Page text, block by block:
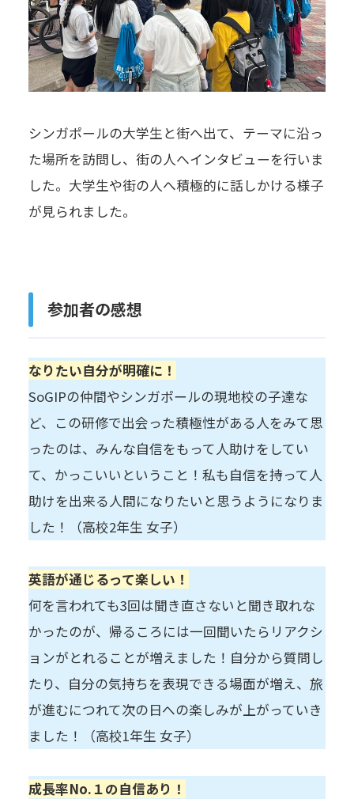
シンガポールの大学生と街へ出て、テーマに沿っ
た場所を訪問し、街の人へインタビューを行いま
した。大学生や街の人へ積極的に話しかける様子
が見られました。
参加者の感想
なりたい自分が明確に！
SoGIPの仲間やシンガポールの現地校の子達な
ど、この研修で出会った積極性がある人をみて思
ったのは、みんな自信をもって人助けをしてい
て、かっこいいということ！私も自信を持って人
助けを出来る人間になりたいと思うようになりま
した！（高校2年生 女子）
英語が通じるって楽しい！
何を言われても3回は聞き直さないと聞き取れな
かったのが、帰るころには一回聞いたらリアクシ
ョンがとれることが増えました！自分から質問し
たり、自分の気持ちを表現できる場面が増え、旅
が進むにつれて次の日への楽しみが上がっていき
ました！（高校1年生 女子）
成長率No.１の自信あり！